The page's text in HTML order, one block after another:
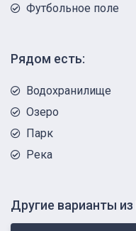
Футбольное поле
Рядом есть:
Водохранилище
Озеро
Парк
Река
Другие варианты из